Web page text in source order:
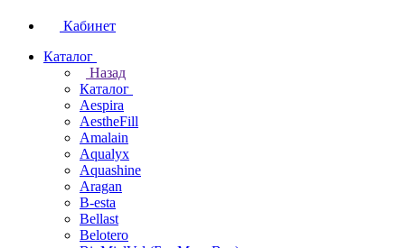
Кабинет
Каталог
Назад
Каталог
Aespira
AestheFill
Amalain
Aqualyx
Aquashine
Aragan
B-esta
Bellast
Belotero